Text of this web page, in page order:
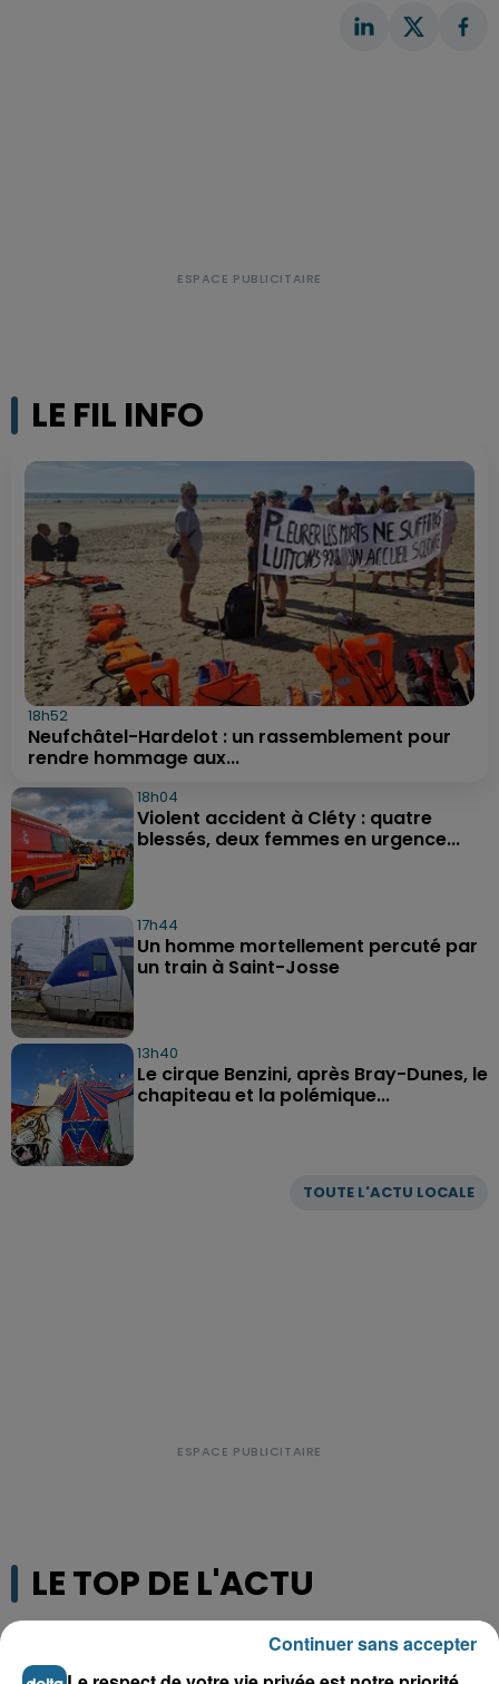
LE FIL INFO
TOUTE L'ACTU LOCALE
18h52
Neufchâtel-Hardelot : un rassemblement pour
rendre hommage aux...
18h04
Violent accident à Cléty : quatre
blessés, deux femmes en urgence...
17h44
Un homme mortellement percuté par
un train à Saint-Josse
13h40
Le cirque Benzini, après Bray-Dunes, le
chapiteau et la polémique...
LE TOP DE L'ACTU
Continuer sans accepter